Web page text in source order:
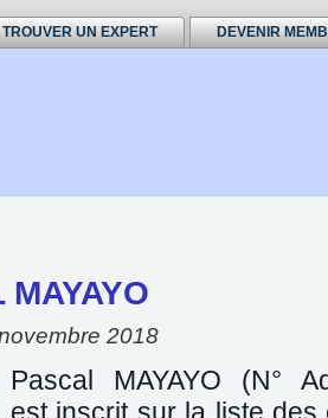
TROUVER UN EXPERT DEVENIR
MAYAYO
2018
Pascal MAYAYO (N°